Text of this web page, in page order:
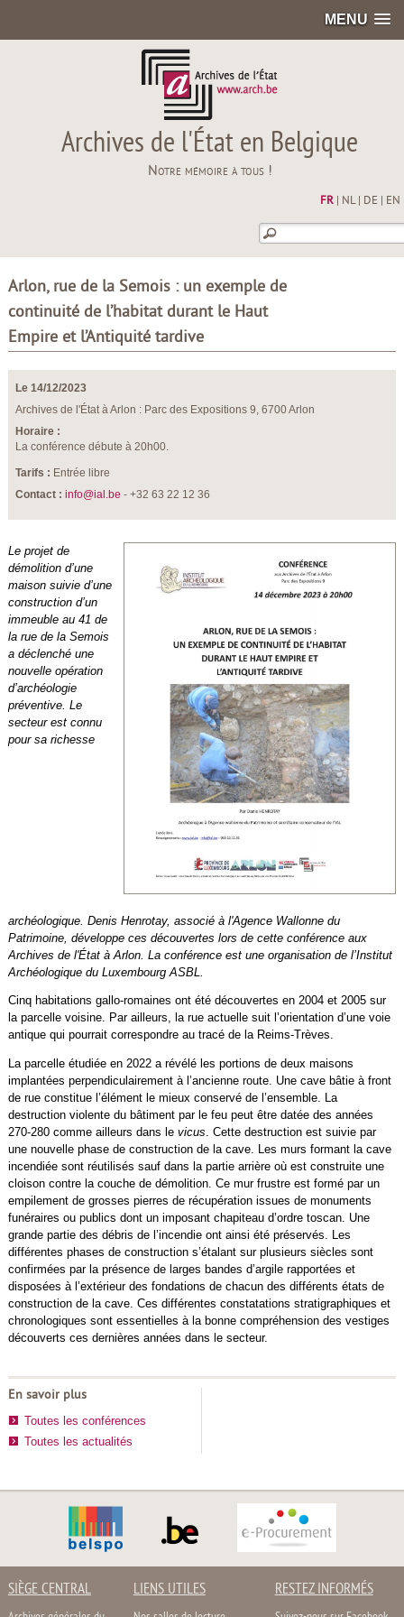
MENU
Archives de l'État en Belgique
Notre mémoire à tous !
FR| NL| DE EN
Arlon, rue de la Semois : un exemple de
continuité de l’habitat durant le Haut
Empire et l’Antiquité tardive
Le 14/12/2023
Archives de l'État à Arlon : Parc des Expositions 9, 6700 Arlon
Horaire :
La conférence débute à 20h00.
Tarifs : Entrée libre
Contact : info@ial.be - +32 63 22 12 36
Le projet de
démolition d’une
maison suivie d’une
construction d’un
immeuble au 41 de
la rue de la Semois
a déclenché une
nouvelle opération
d’archéologie
préventive. Le
secteur est connu
pour sa richesse
archéologique. Denis Henrotay, associé à l'Agence Wallonne du
Patrimoine, développe ces découvertes lors de cette conférence aux
Archives de l'État à Arlon. La conférence est une organisation de l’Institut
Archéologique du Luxembourg ASBL.
Cinq habitations gallo-romaines ont été découvertes en 2004 et 2005 sur
la parcelle voisine. Par ailleurs, la rue actuelle suit l’orientation d’une voie
antique qui pourrait correspondre au tracé de la Reims-Trèves.
La parcelle étudiée en 2022 a révélé les portions de deux maisons
implantées perpendiculairement à l’ancienne route. Une cave bâtie à front
de rue constitue l’élément le mieux conservé de l’ensemble. La
destruction violente du bâtiment par le feu peut être datée des années
270-280 comme ailleurs dans le vicus. Cette destruction est suivie par
une nouvelle phase de construction de la cave. Les murs formant la cave
incendiée sont réutilisés sauf dans la partie arrière où est construite une
cloison contre la couche de démolition. Ce mur frustre est formé par un
empilement de grosses pierres de récupération issues de monuments
funéraires ou publics dont un imposant chapiteau d’ordre toscan. Une
grande partie des débris de l’incendie ont ainsi été préservés. Les
différentes phases de construction s’étalant sur plusieurs siècles sont
confirmées par la présence de larges bandes d’argile rapportées et
disposées à l’extérieur des fondations de chacun des différents états de
construction de la cave. Ces différentes constatations stratigraphiques et
chronologiques sont essentielles à la bonne compréhension des vestiges
découverts ces dernières années dans le secteur.
En savoir plus
Toutes les conférences
Toutes les actualités
SIÈGE CENTRAL LIENS UTILES RESTEZ INFORMÉS